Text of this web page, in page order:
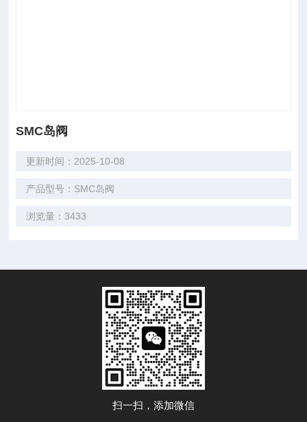
SMC岛阀
更新时间：2025-10-08
产品型号：SMC岛阀
浏览量：3433
扫一扫，添加微信